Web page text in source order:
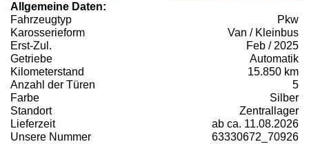
Allgemeine Daten:
Fahrzeugtyp
Pkw
Karosserieform
Van / Kleinbus
Erst-Zul.
Feb / 2025
Getriebe
Automatik
Kilometerstand
15.850 km
Anzahl der Türen
5
Farbe
Silber
Standort
Zentrallager
Lieferzeit
ab ca. 11.08.2026
Unsere Nummer
63330672_70926